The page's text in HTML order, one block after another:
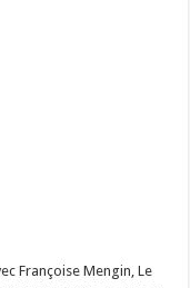
Françoise Mengin, Le